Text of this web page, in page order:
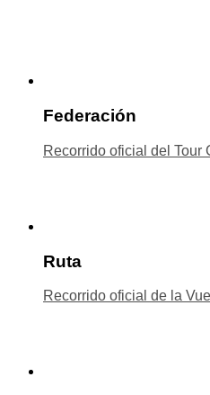
Federación
Recorrido oficial del Tour
Ruta
Recorrido oficial de la